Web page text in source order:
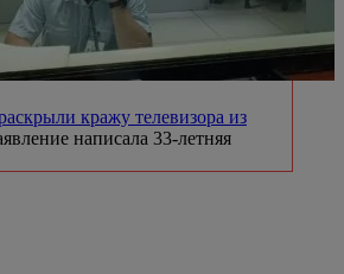
кражу телевизора из
написала 33-летняя